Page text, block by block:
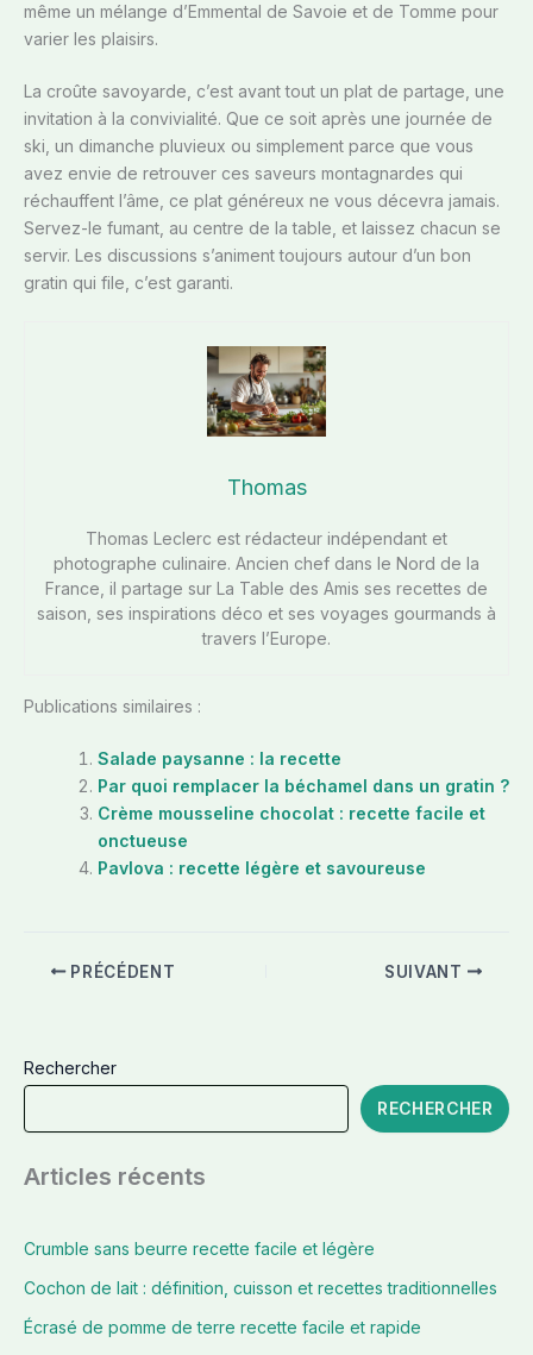
même un mélange d’Emmental de Savoie et de Tomme pour
varier les plaisirs.
La croûte savoyarde, c’est avant tout un plat de partage, une
invitation à la convivialité. Que ce soit après une journée de
ski, un dimanche pluvieux ou simplement parce que vous
avez envie de retrouver ces saveurs montagnardes qui
réchauffent l’âme, ce plat généreux ne vous décevra jamais.
Servez-le fumant, au centre de la table, et laissez chacun se
servir. Les discussions s’animent toujours autour d’un bon
gratin qui file, c’est garanti.
Thomas
Thomas Leclerc est rédacteur indépendant et
photographe culinaire. Ancien chef dans le Nord de la
France, il partage sur La Table des Amis ses recettes de
saison, ses inspirations déco et ses voyages gourmands à
travers l’Europe.
Publications similaires :
Salade paysanne : la recette
Par quoi remplacer la béchamel dans un gratin ?
Crème mousseline chocolat : recette facile et
onctueuse
Pavlova : recette légère et savoureuse
PRÉCÉDENT SUIVANT
Rechercher
RECHERCHER
Articles récents
Crumble sans beurre recette facile et légère
Cochon de lait : définition, cuisson et recettes traditionnelles
Écrasé de pomme de terre recette facile et rapide